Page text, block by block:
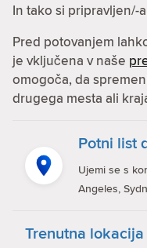
In tako si pripravljen/-
Pred potovanjem
je vključena v naše
omogoča, da
drugega mesta ali
Potni list
Ujemi se s
Angeles,
Trenutna lokacija